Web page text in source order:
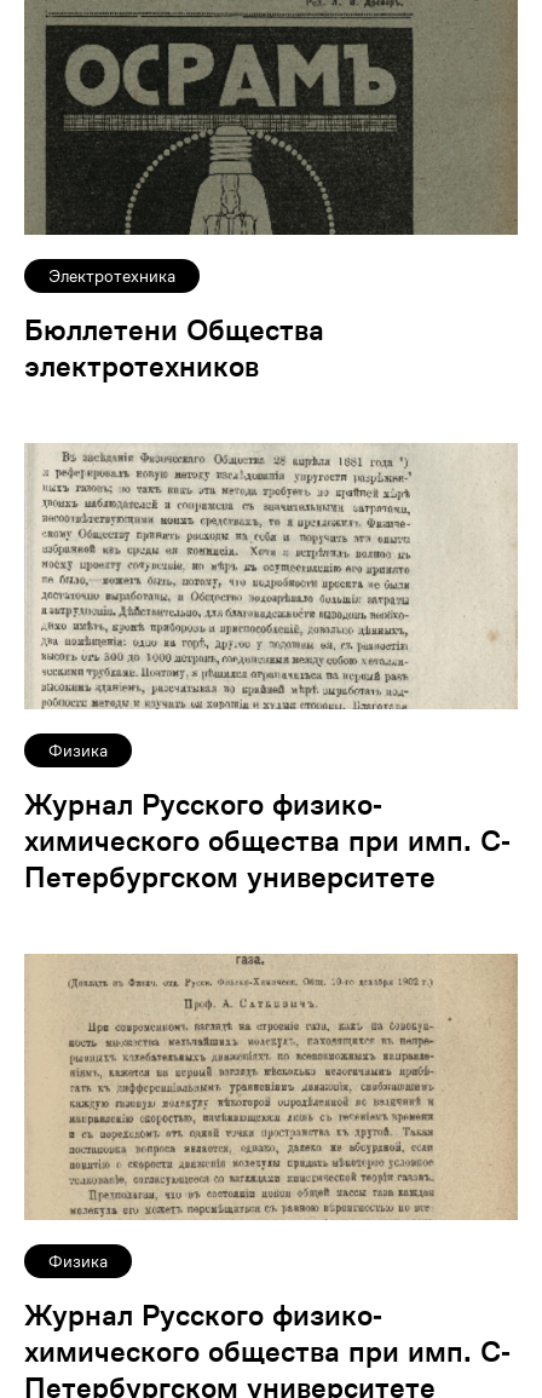
Электротехника
Бюллетени Общества
электротехников
Физика
Журнал Русского физико-
химического общества при имп. С-
Петербургском университете
Физика
Журнал Русского физико-
химического общества при имп. С-
Петербургском университете